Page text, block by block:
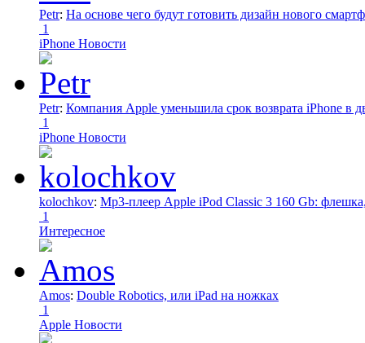
Petr: На основе чего будут готовить дизайн нового
1
iPhone Новости
Petr: Компания Apple уменьшила срок возврата iPhone в
1
iPhone Новости
kolochkov: Mp3-плеер Apple iPod Classic 3 160 Gb:
1
Интересное
Amos: Double Robotics, или iPad на ножках
1
Apple Новости